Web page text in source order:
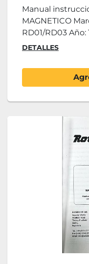
Manual
MAGNETICO
RD01/RD03 Año:
DETALLES